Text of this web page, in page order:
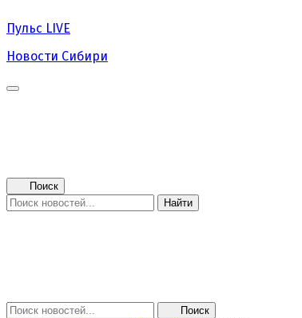
Пульс LIVE
Новости Сибири
Поиск
Найти
Поиск